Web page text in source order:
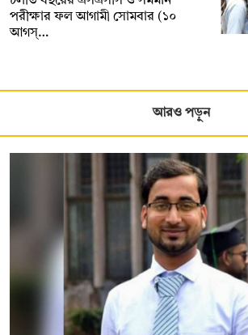
পরীক্ষার ফল আগামী সোমবার (১০
আগস্…
আরও পড়ুন